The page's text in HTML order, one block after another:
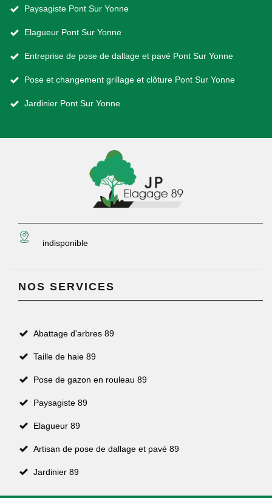
Paysagiste Pont Sur Yonne
Elagueur Pont Sur Yonne
Entreprise de pose de dallage et pavé Pont Sur Yonne
Pose et changement grillage et clôture Pont Sur Yonne
Jardinier Pont Sur Yonne
indisponible
NOS SERVICES
Abattage d'arbres 89
Taille de haie 89
Pose de gazon en rouleau 89
Paysagiste 89
Elagueur 89
Artisan de pose de dallage et pavé 89
Jardinier 89